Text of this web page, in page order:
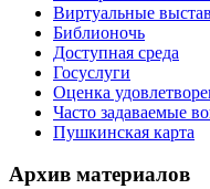
Виртуальные
Библионочь
Доступная среда
Госуслуги
Оценка
Часто задаваемые
Пушкинская карта
Архив материалов